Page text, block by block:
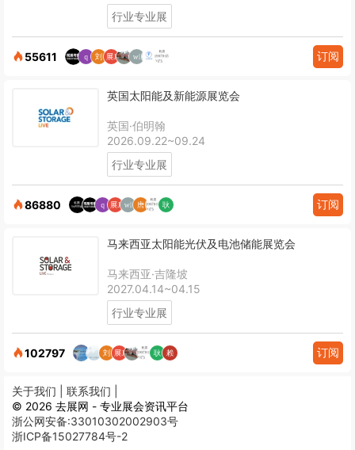
行业专业展
55611 订阅
英国太阳能及新能源展览会
英国·伯明翰
2026.09.22~09.24
行业专业展
86880 订阅
马来西亚太阳能光伏及电池储能展览会
马来西亚·吉隆坡
2027.04.14~04.15
行业专业展
102797 订阅
关于我们 | 联系我们 |
© 2026 去展网 - 专业展会资讯平台
浙公网安备:33010302002903号
浙ICP备15027784号-2